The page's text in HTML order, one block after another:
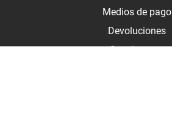
Medios de pago
Devoluciones
Contáctanos